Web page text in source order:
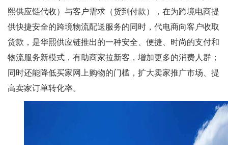
熙供应链代收）与客户需求（货到付款），在为跨境电商提
供快捷安全的跨境物流配送服务的同时，代电商向客户收取
货款，是华熙供应链推出的一种安全、便捷、时尚的支付和
物流服务新模式，有助商家拉新客，增加更多的消费人群；
同时还能降低买家网上购物的门槛，扩大卖家推广市场、提
高卖家订单转化率。